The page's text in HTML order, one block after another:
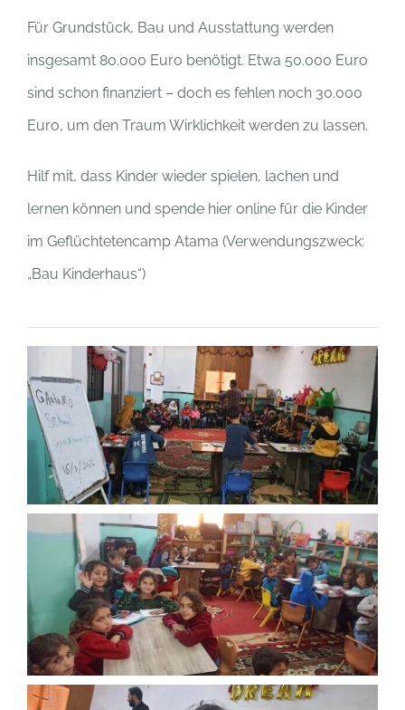
Für Grundstück, Bau und Ausstattung werden
insgesamt 80.000 Euro benötigt. Etwa 50.000 Euro
sind schon finanziert – doch es fehlen noch 30.000
Euro, um den Traum Wirklichkeit werden zu lassen.
Hilf mit, dass Kinder wieder spielen, lachen und
lernen können und spende hier online für die Kinder
im Geflüchtetencamp Atama (Verwendungszweck:
„Bau Kinderhaus“)